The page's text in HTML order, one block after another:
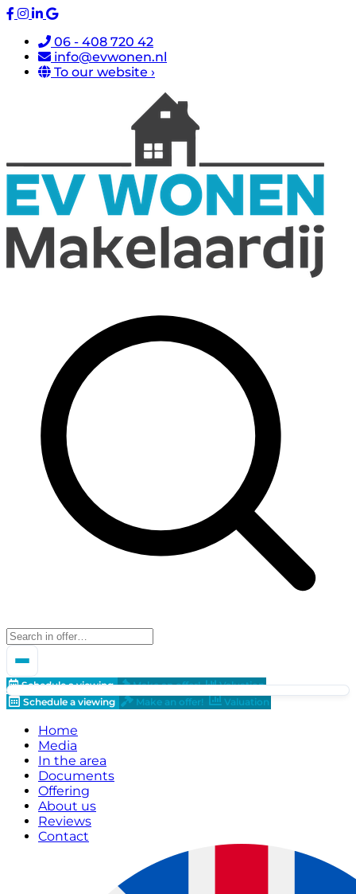
06 - 408 720 42
info@evwonen.nl
To our website ›
Schedule a viewing Make an offer!
Valuation
Schedule a viewing
Make an offer! Valuation
Home
Media
In the area
Documents
Offering
About us
Reviews
Contact